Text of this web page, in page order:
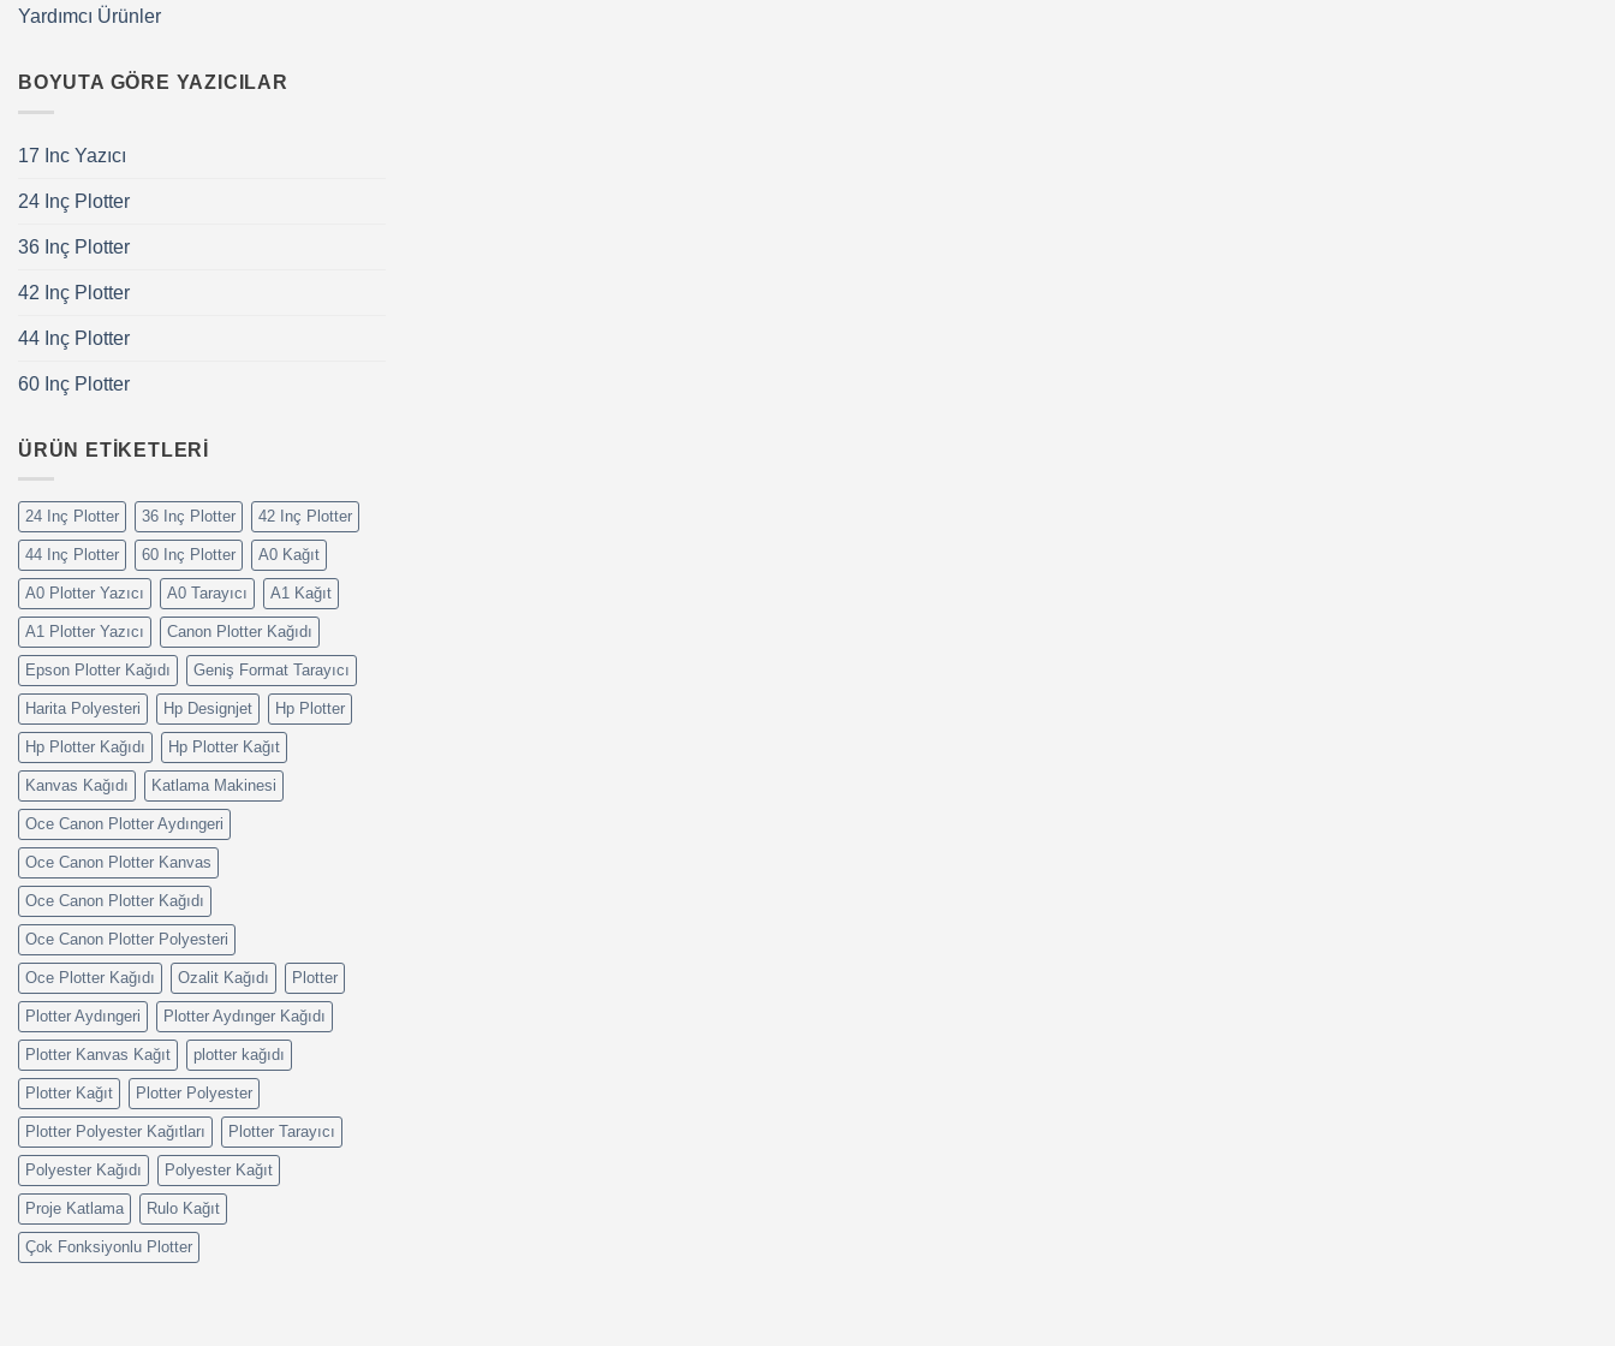
Yardımcı Ürünler
BOYUTA GÖRE YAZICILAR
17 Inc Yazıcı
24 Inç Plotter
36 Inç Plotter
42 Inç Plotter
44 Inç Plotter
60 Inç Plotter
ÜRÜN ETIKETLERI
24 Inç Plotter 36 Inç Plotter 42 Inç Plotter
44 Inç Plotter 60 Inç Plotter A0 Kağıt
A0 Plotter Yazıcı A0 Tarayıcı A1 Kağıt
A1 Plotter Yazıcı Canon Plotter Kağıdı
Epson Plotter Kağıdı Geniş Format Tarayıcı
Harita Polyesteri Hp Designjet Hp Plotter
Hp Plotter Kağıdı Hp Plotter Kağıt
Kanvas Kağıdı Katlama Makinesi
Oce Canon Plotter Aydıngeri
Oce Canon Plotter Kanvas
Oce Canon Plotter Kağıdı
Oce Canon Plotter Polyesteri
Oce Plotter Kağıdı Ozalit Kağıdı Plotter
Plotter Aydıngeri Plotter Aydınger Kağıdı
Plotter Kanvas Kağıt plotter kağıdı
Plotter Kağıt Plotter Polyester
Plotter Polyester Kağıtları Plotter Tarayıcı
Polyester Kağıdı Polyester Kağıt
Proje Katlama Rulo Kağıt
Çok Fonksiyonlu Plotter